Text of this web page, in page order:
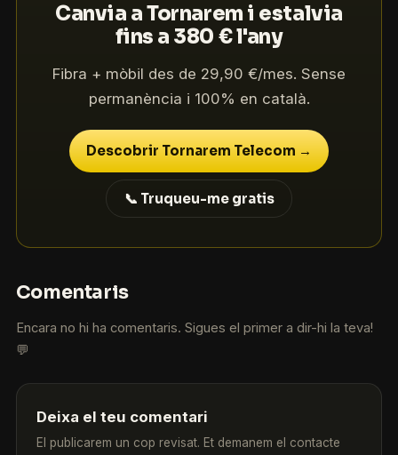
Canvia a Tornarem i estalvia
fins a 380 € l'any
Fibra + mòbil des de 29,90 €/mes. Sense
permanència i 100% en català.
Descobrir Tornarem Telecom →
📞 Truqueu-me gratis
Comentaris
Encara no hi ha comentaris. Sigues el primer a dir-hi la teva!
💬
Deixa el teu comentari
El publicarem un cop revisat. Et demanem el contacte